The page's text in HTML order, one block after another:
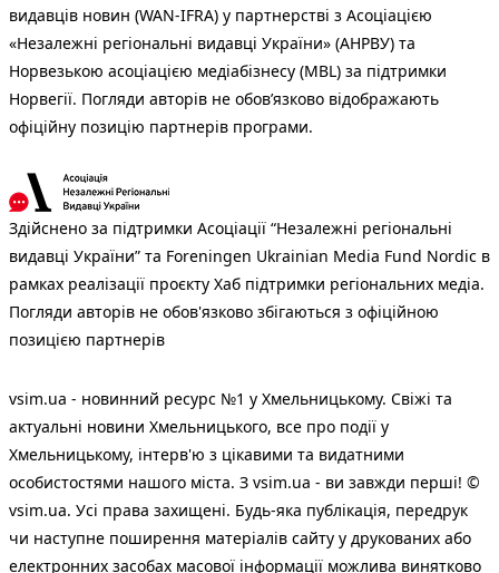
видавців новин (WAN-IFRA) у партнерстві з Асоціацією
«Незалежні регіональні видавці України» (АНРВУ) та
Норвезькою асоціацією медіабізнесу (MBL) за підтримки
Норвегії. Погляди авторів не обов’язково відображають
офіційну позицію партнерів програми.
Здійснено за підтримки Асоціації “Незалежні регіональні
видавці України” та Foreningen Ukrainian Media Fund Nordic в
рамках реалізації проєкту Хаб підтримки регіональних медіа.
Погляди авторів не обов'язково збігаються з офіційною
позицією партнерів
vsim.ua - новинний ресурс №1 у Хмельницькому. Свіжі та
актуальні новини Хмельницького, все про події у
Хмельницькому, інтерв'ю з цікавими та видатними
особистостями нашого міста. З vsim.ua - ви завжди перші! ©
vsim.ua. Усі права захищені. Будь-яка публiкацiя, передрук
чи наступне поширення матеріалів сайту у друкованих або
електронних засобах масової інформації можлива винятково